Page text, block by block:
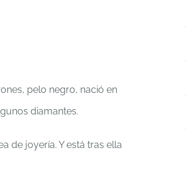
pelo negro, nació en
diamantes.
de joyería. Y está tras ella